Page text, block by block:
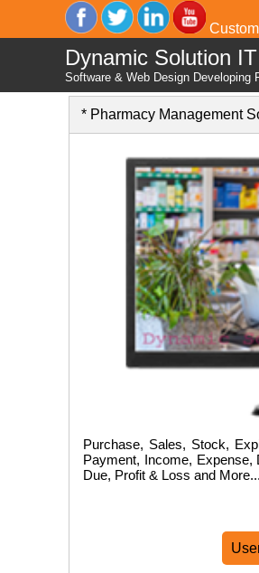
Dynamic Solution IT
Software & Web Design Developing
* Pharmacy Management
Purchase, Sales, Stock,
Payment, Income,
Due, Profit & Loss and More...